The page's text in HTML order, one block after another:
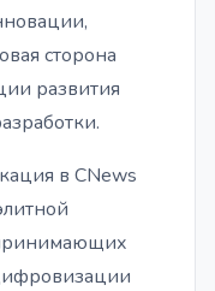
сторона
развития
в CNews